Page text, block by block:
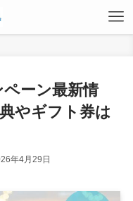
ペーン最新情
やギフト券は
年4月29日